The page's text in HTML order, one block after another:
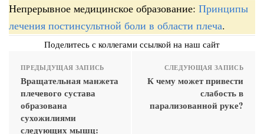
Непрерывное медицинское образование: Принципы
лечения постинсультной боли в области плеча.
Поделитесь с коллегами ссылкой на наш сайт
ПРЕДЫДУЩАЯ ЗАПИСЬ
Вращательная манжета
плечевого сустава
образована
сухожилиями
следующих мышц:
СЛЕДУЮЩАЯ ЗАПИСЬ
К чему может привести
слабость в
парализованной руке?